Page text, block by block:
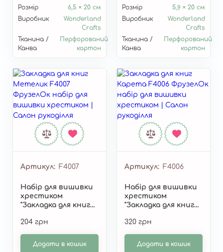
Розмір
6,5 × 20 см
Виробник
Wonderland
Crafts
Тканина /
Канва
Перфорований
картон
Розмір
5,9 × 20 см
Виробник
Wonderland
Crafts
Тканина /
Канва
Перфорований
картон
Артикул F4007
Набір для вишивки
хрестиком
"Закладка для книг
204 грн
Додати в кошик
Артикул F4006
Набір для вишивки
хрестиком
"Закладка для книг
320 грн
Додати в кошик